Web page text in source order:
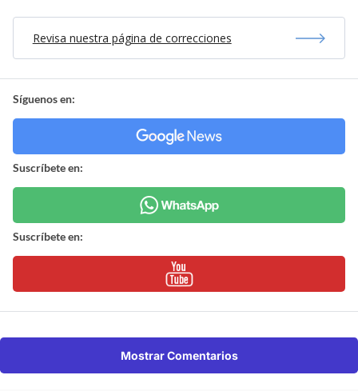
Revisa nuestra página de correcciones
Síguenos en:
Suscríbete en:
Suscríbete en:
Mostrar Comentarios